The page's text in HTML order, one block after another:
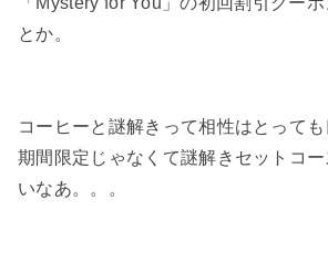
とか。
コーヒーと謎解きって相性はとっても
期間限定じゃなくて謎解きセットコ
いなあ。。。